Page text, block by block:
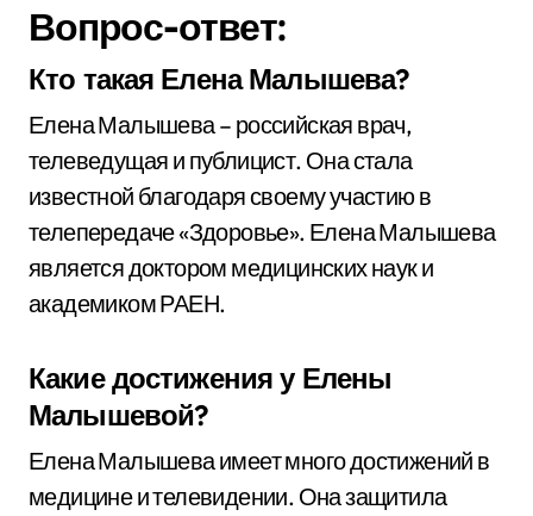
Вопрос-ответ:
Кто такая Елена Малышева?
Елена Малышева – российская врач,
телеведущая и публицист. Она стала
известной благодаря своему участию в
телепередаче «Здоровье». Елена Малышева
является доктором медицинских наук и
академиком РАЕН.
Какие достижения у Елены
Малышевой?
Елена Малышева имеет много достижений в
медицине и телевидении. Она защитила